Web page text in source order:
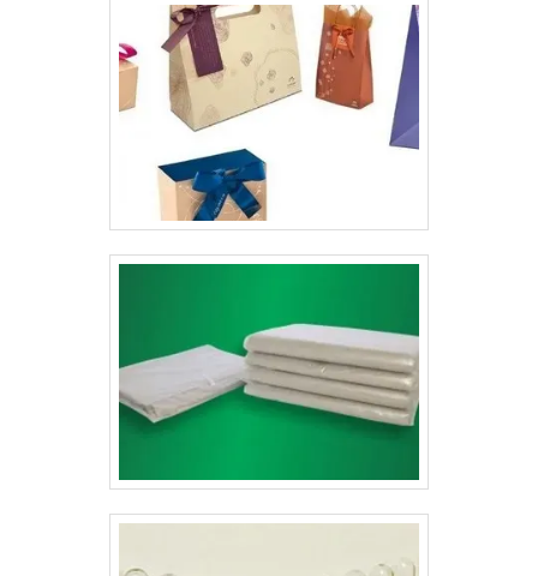
é produzido de acordo com o desejo dos
clientes.Benefícios das caixas para deliveryA caixa
para delivery oferece inúmeros benefícios para os seus
clientes, como:Maior confiança do seu
cliente;Sofisticação dos seus produtos;Serve como
propaganda, divulgando os seus contatos;Reduz
custos na criação de panfletos e cartões;Mantém a boa
aparência dos seus produtos;Entre outras
vantagens.Essas embalagens são utilizadas em
embalagens sem se preocupar com problemas, procure
uma empresa de confiança que ofereça qualidade e
bom atendimento.Conheça a LyonsA Gráfica Lyons é
uma empresa especializada na produção de
de alta qualidade e personalizadas para o seu público,
oferecendo alta credibilidade para sua empresa..